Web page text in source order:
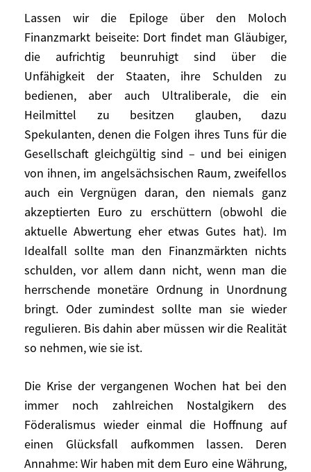
Lassen wir die Epiloge über den Moloch
Finanzmarkt beiseite: Dort findet man Gläubiger,
die aufrichtig beunruhigt sind über die
Unfähigkeit der Staaten, ihre Schulden zu
bedienen, aber auch Ultraliberale, die ein
Heilmittel zu besitzen glauben, dazu
Spekulanten, denen die Folgen ihres Tuns für die
Gesellschaft gleichgültig sind – und bei einigen
von ihnen, im angelsächsischen Raum, zweifellos
auch ein Vergnügen daran, den niemals ganz
akzeptierten Euro zu erschüttern (obwohl die
aktuelle Abwertung eher etwas Gutes hat). Im
Idealfall sollte man den Finanzmärkten nichts
schulden, vor allem dann nicht, wenn man die
herrschende monetäre Ordnung in Unordnung
bringt. Oder zumindest sollte man sie wieder
regulieren. Bis dahin aber müssen wir die Realität
so nehmen, wie sie ist.
Die Krise der vergangenen Wochen hat bei den
immer noch zahlreichen Nostalgikern des
Föderalismus wieder einmal die Hoffnung auf
einen Glücksfall aufkommen lassen. Deren
Annahme: Wir haben mit dem Euro eine Währung,
Wirtschaftsregierung und der
Wirtschaftspolitik, die sich daraus
entwickeln könnten. Wer wird worüber
entscheiden? Das muss geklärt werden.
Lassen wir die Epiloge über den Moloch
Finanzmarkt beiseite: Dort findet man
Gläubiger, die aufrichtig beunruhigt sind
über die Unfähigkeit der Staaten, ihre
Schulden zu bedienen, aber auch
Ultraliberale, die ein Heilmittel zu besitzen
glauben, dazu Spekulanten, denen die
Folgen ihres Tuns für die Gesellschaft
gleichgültig sind – und bei einigen von
ihnen, im angelsächsischen Raum,
zweifellos auch ein Vergnügen daran, den
niemals ganz akzeptierten Euro zu
erschüttern (obwohl die aktuelle
Abwertung eher etwas Gutes hat). Im
Idealfall sollte man den Finanzmärkten
wenn man die herrschende monetäre
Ordnung in Unordnung bringt. Oder
zumindest sollte man sie wieder
regulieren. Bis dahin aber müssen wir die
Realität so nehmen, wie sie ist.